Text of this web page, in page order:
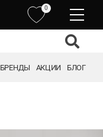
0
БРЕНДЫ АКЦИИ БЛОГ